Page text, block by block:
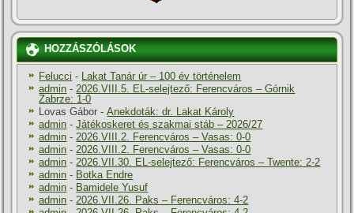
HOZZÁSZÓLÁSOK
Felucci - Lakat Tanár úr – 100 év történelem
admin -2026.VIII.5. EL-selejtező: Ferencváros – Górnik
Zabrze: 1-0
Lovas Gábor -Anekdoták: dr. Lakat Károly
admin -Játékoskeret és szakmai stáb – 2026/27
admin -2026.VIII.2. Ferencváros – Vasas: 0-0
admin -2026.VIII.2. Ferencváros – Vasas: 0-0
admin -2026.VII.30. EL-selejtező: Ferencváros – Twente: 2-2
admin - Botka Endre
admin - Bamidele Yusuf
admin -2026.VII.26. Paks – Ferencváros: 4-2